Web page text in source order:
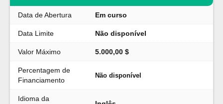
Data de Abertura Em curso
Data Limite Não disponível
Valor Máximo 5.000,00 $
Percentagem de
Financiamento
Não disponível
Idioma da